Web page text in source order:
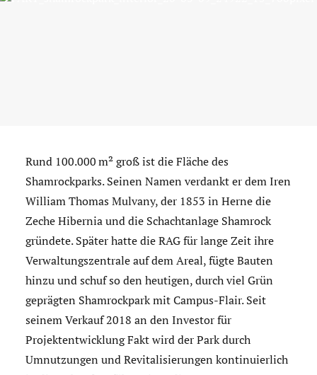
Rund 100.000 m² groß ist die Fläche des
Shamrockparks. Seinen Namen verdankt er dem Iren
William Thomas Mulvany, der 1853 in Herne die
Zeche Hibernia und die Schachtanlage Shamrock
gründete. Später hatte die RAG für lange Zeit ihre
Verwaltungszentrale auf dem Areal, fügte Bauten
hinzu und schuf so den heutigen, durch viel Grün
geprägten Shamrockpark mit Campus-Flair. Seit
seinem Verkauf 2018 an den Investor für
Projektentwicklung Fakt wird der Park durch
Umnutzungen und Revitalisierungen kontinuierlich